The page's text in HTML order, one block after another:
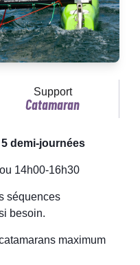
Support
Catamaran
demi-journées
14h00-16h30
séquences
besoin.
maximum